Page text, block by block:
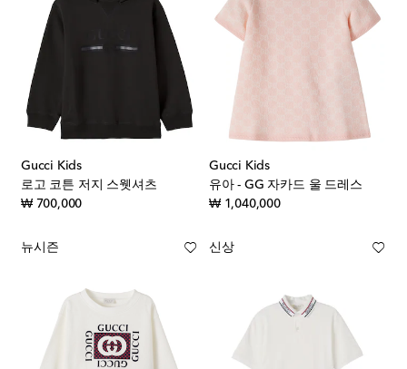
Gucci Kids
로고 코튼 저지 스웻셔츠
₩ 700,000original price
Gucci Kids
유아 - GG 자카드 울 드레스
₩ 1,040,000original price
뉴시즌 신상